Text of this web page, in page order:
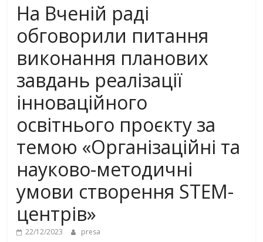
На Вченій раді
обговорили питання
виконання планових
завдань реалізації
інноваційного
освітнього проєкту за
темою «Організаційні та
науково-методичні
умови створення STEM-
центрів»
22/12/2023 presa